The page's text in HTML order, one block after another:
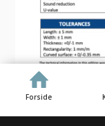
Forside